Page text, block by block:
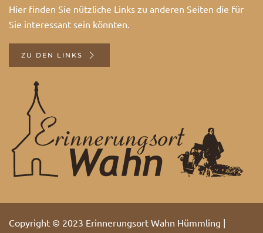
Hier finden Sie nützliche Links zu anderen Seiten die für
Sie interessant sein könnten.
ZU DEN LINKS
Copyright © 2023 Erinnerungsort Wahn Hümmling |